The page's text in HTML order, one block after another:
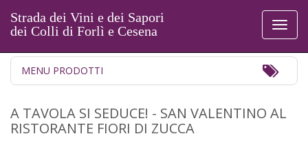
Strada dei Vini e dei Sapori
dei Colli di Forlì e Cesena
MENU PRODOTTI
A TAVOLA SI SEDUCE! - SAN VALENTINO AL
RISTORANTE FIORI DI ZUCCA